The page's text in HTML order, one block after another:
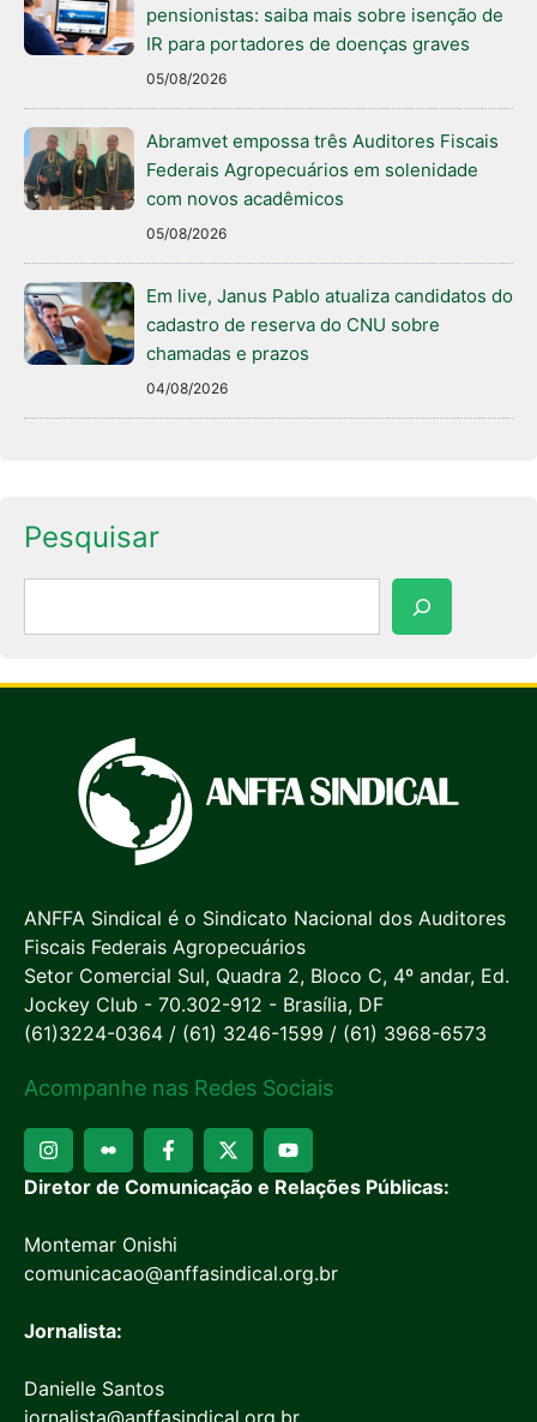
pensionistas: saiba mais sobre isenção de
IR para portadores de doenças graves
05/08/2026
Abramvet empossa três Auditores Fiscais
Federais Agropecuários em solenidade
com novos acadêmicos
05/08/2026
Em live, Janus Pablo atualiza candidatos do
cadastro de reserva do CNU sobre
chamadas e prazos
04/08/2026
Pesquisar
ANFFA Sindical é o Sindicato Nacional dos Auditores
Fiscais Federais Agropecuários
Setor Comercial Sul, Quadra 2, Bloco C, 4º andar, Ed.
Jockey Club - 70.302-912 - Brasília, DF
(61)3224-0364 / (61) 3246-1599 / (61) 3968-6573
Acompanhe nas Redes Sociais
Diretor de Comunicação e Relações Públicas:
Montemar Onishi
comunicacao@anffasindical.org.br
Jornalista:
Danielle Santos